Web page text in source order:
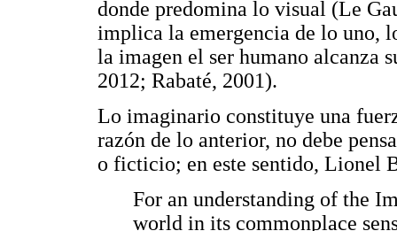
donde predomina lo visual (Le
implica la emergencia de lo uno,
la imagen el ser humano alcanza
2012; Rabaté, 2001).
Lo imaginario constituye una
razón de lo anterior, no debe
o ficticio; en este sentido, Lionel
For an understanding of the
world in its commonplace